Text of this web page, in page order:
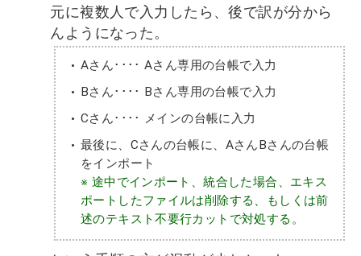
元に複数人で入力したら、後で訳が分から
んようになった。
Aさん････ Aさん専用の台帳で入力
Bさん････ Bさん専用の台帳で入力
Cさん････ メインの台帳に入力
最後に、Cさんの台帳に、AさんBさんの台帳
をインポート
※ 途中でインポート、統合した場合、エキス
ポートしたファイルは削除する、もしくは前
述のテキスト不要行カットで対処する。